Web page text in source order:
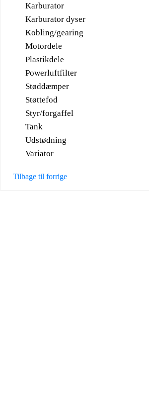
Karburator
Karburator dyser
Kobling/gearing
Motordele
Plastikdele
Powerluftfilter
Støddæmper
Støttefod
Styr/forgaffel
Tank
Udstødning
Variator
Tilbage til forrige